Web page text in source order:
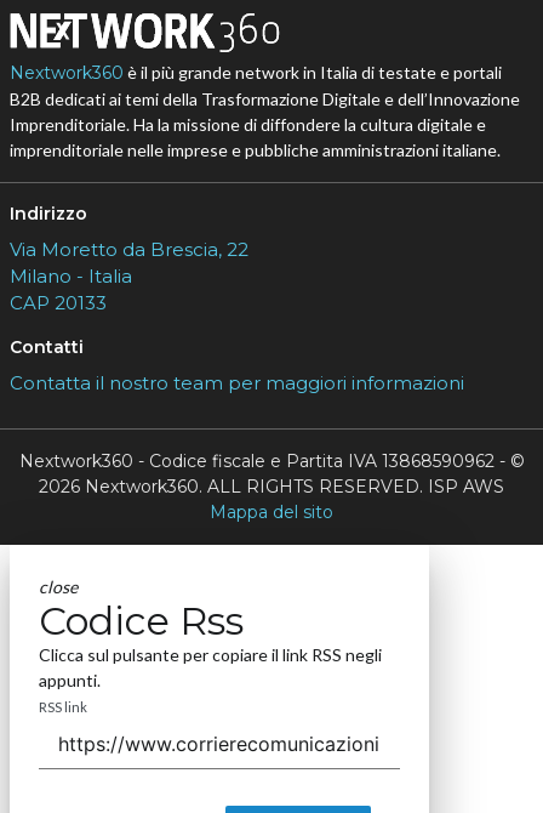
Nextwork360 è il più grande network in Italia di testate e portali
B2B dedicati ai temi della Trasformazione Digitale e dell’Innovazione
Imprenditoriale. Ha la missione di diffondere la cultura digitale e
imprenditoriale nelle imprese e pubbliche amministrazioni italiane.
Indirizzo
Via Moretto da Brescia, 22
Milano - Italia
CAP 20133
Contatti
Contatta il nostro team per maggiori informazioni
Nextwork360 - Codice fiscale e Partita IVA 13868590962 - ©
2026 Nextwork360. ALL RIGHTS RESERVED. ISP AWS
Mappa del sito
close
Codice Rss
Clicca sul pulsante per copiare il link RSS negli
appunti.
RSS link